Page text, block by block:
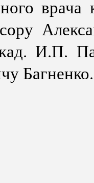
И.П.
Багненко.